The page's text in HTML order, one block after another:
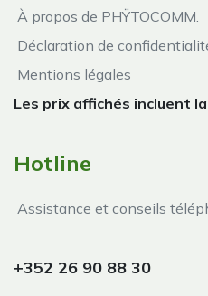
À propos de PHŸTOCOMM.
Déclaration de
Mentions légales
Les prix affichés incluent
Hotline
Assistance et conseils
+352 26 90 88 30